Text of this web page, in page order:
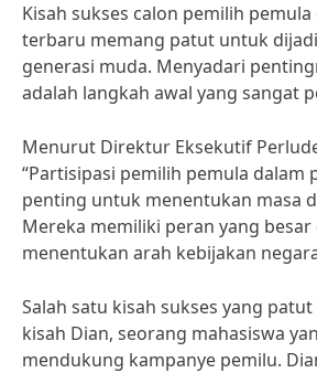
Kisah sukses calon pemilih
terbaru memang patut untuk
generasi muda. Menyadari
adalah langkah awal yang sangat
Menurut Direktur Eksekutif
“Partisipasi pemilih pemula dalam
penting untuk menentukan masa
Mereka memiliki peran yang besar
menentukan arah kebijakan
Salah satu kisah sukses yang
kisah Dian, seorang mahasiswa
mendukung kampanye pemilu.